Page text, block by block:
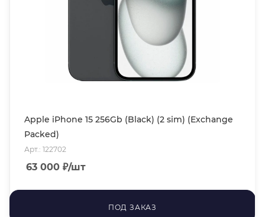
Apple iPhone 15 256Gb (Black) (2 sim) (Exchange
Packed)
Арт.: 122702
63 000 ₽/шт
ПОД ЗАКАЗ